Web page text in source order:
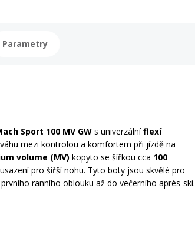
Parametry
Sport 100 MV GW s univerzálníflexí
mezi kontrolou a komfortem při jízdě na
volume (MV) kopyto se šířkou cca 100
pro šiřší nohu. Tyto boty jsou skvělé pro
ranního oblouku až do večerního après-ski.